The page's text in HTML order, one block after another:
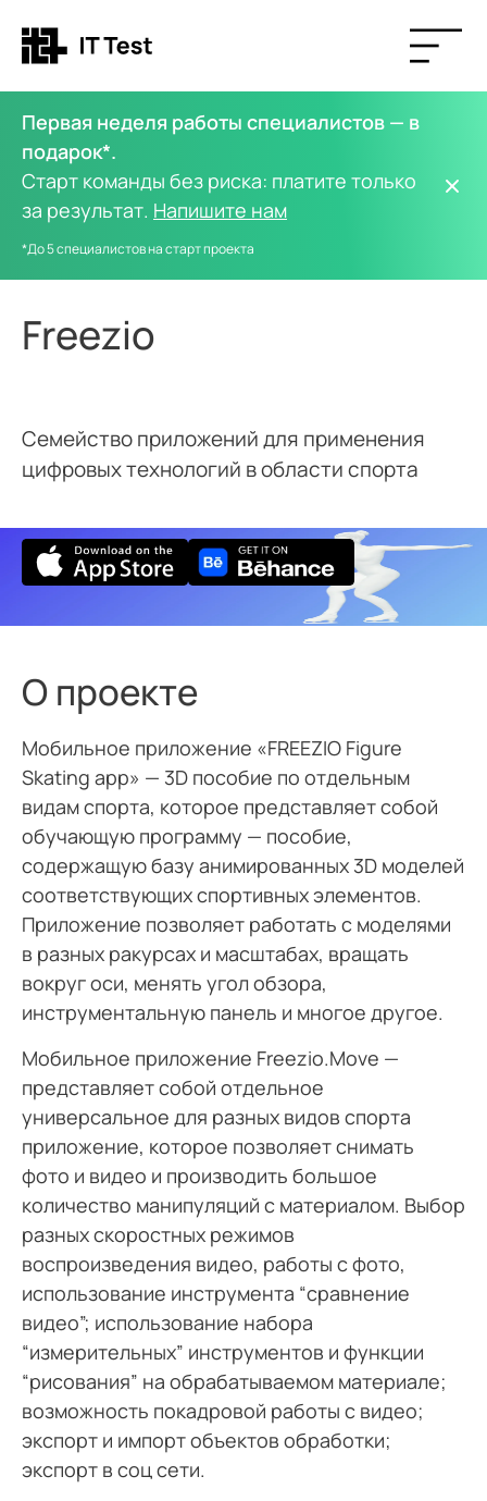
Первая неделя работы специалистов — в
подарок*.
Старт команды без риска: платите только
за результат. Напишите нам
*До 5 специалистов на старт проекта
Freezio
Cемейство приложений для применения
цифровых технологий в области спорта
О проекте
Мобильное приложение «FREEZIO Figure
Skating app» — 3D пособие по отдельным
видам спорта, которое представляет собой
обучающую программу — пособие,
содержащую базу анимированных 3D моделей
соответствующих спортивных элементов.
Приложение позволяет работать с моделями
в разных ракурсах и масштабах, вращать
вокруг оси, менять угол обзора,
инструментальную панель и многое другое.
Мобильное приложение Freezio.Move —
представляет собой отдельное
универсальное для разных видов спорта
приложение, которое позволяет снимать
фото и видео и производить большое
количество манипуляций с материалом. Выбор
разных скоростных режимов
воспроизведения видео, работы с фото,
использование инструмента “сравнение
видео”; использование набора
“измерительных” инструментов и функции
“рисования” на обрабатываемом материале;
возможность покадровой работы с видео;
экспорт и импорт объектов обработки;
экспорт в соц сети.